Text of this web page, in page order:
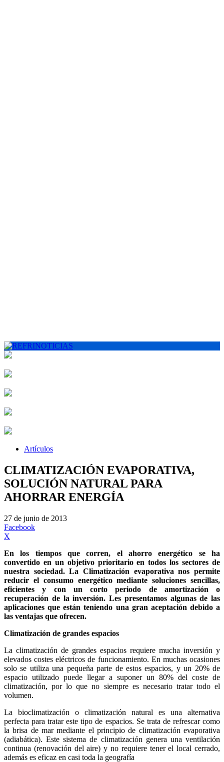
Artículos
CLIMATIZACIÓN EVAPORATIVA,
SOLUCIÓN NATURAL PARA
AHORRAR ENERGÍA
27 de junio de 2013
Facebook
X
En los tiempos que corren, el ahorro energético se ha
convertido en un objetivo prioritario en todos los sectores de
nuestra sociedad. La Climatización evaporativa nos permite
reducir el consumo energético mediante soluciones sencillas,
eficientes y con un corto periodo de amortización o
recuperación de la inversión. Les presentamos algunas de las
aplicaciones que están teniendo una gran aceptación debido a
las ventajas que ofrecen.
Climatización de grandes espacios
La climatización de grandes espacios requiere mucha inversión y
elevados costes eléctricos de funcionamiento. En muchas ocasiones
solo se utiliza una pequeña parte de estos espacios, y un 20% de
espacio utilizado puede llegar a suponer un 80% del coste de
climatización, por lo que no siempre es necesario tratar todo el
volumen.
La bioclimatización o climatización natural es una alternativa
perfecta para tratar este tipo de espacios. Se trata de refrescar como
la brisa de mar mediante el principio de climatización evaporativa
(adiabática). Este sistema de climatización genera una ventilación
continua (renovación del aire) y no requiere tener el local cerrado,
además es eficaz en casi toda la geografía